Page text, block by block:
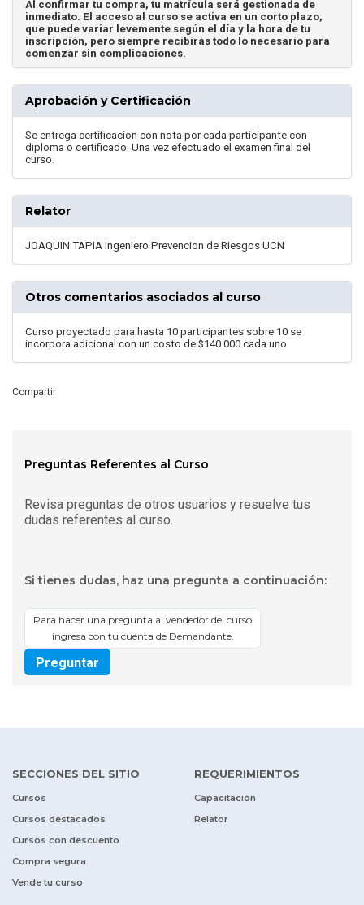
Al confirmar tu compra, tu matrícula será gestionada de
inmediato. El acceso al curso se activa en un corto plazo,
que puede variar levemente según el día y la hora de tu
inscripción, pero siempre recibirás todo lo necesario para
comenzar sin complicaciones.
Aprobación y Certificación
Se entrega certificacion con nota por cada participante con
diploma o certificado. Una vez efectuado el examen final del
curso.
Relator
JOAQUIN TAPIA Ingeniero Prevencion de Riesgos UCN
Otros comentarios asociados al curso
Curso proyectado para hasta 10 participantes sobre 10 se
incorpora adicional con un costo de $140.000 cada uno
Compartir
Preguntas Referentes al Curso
Revisa preguntas de otros usuarios y resuelve tus
dudas referentes al curso.
Si tienes dudas, haz una pregunta a continuación:
Para hacer una pregunta al vendedor del curso
ingresa con tu cuenta de Demandante.
Preguntar
SECCIONES DEL SITIO
Cursos
Cursos destacados
Cursos con descuento
Compra segura
Vende tu curso
REQUERIMIENTOS
Capacitación
Relator